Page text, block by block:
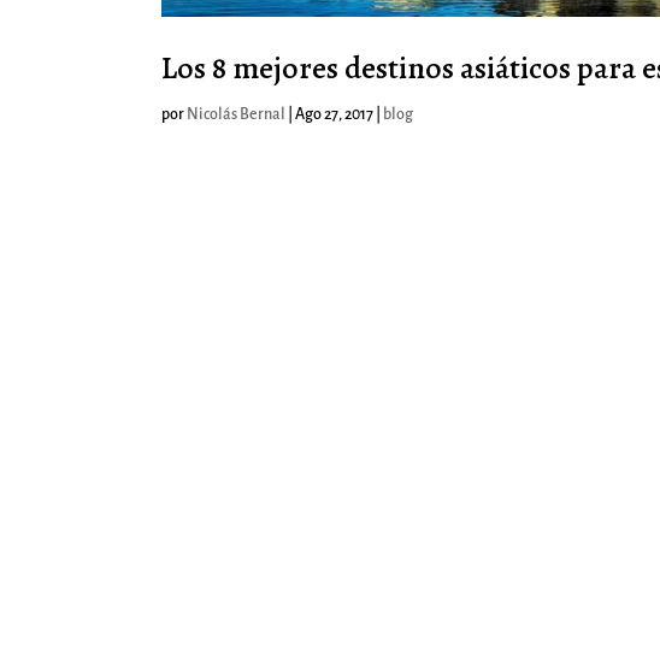
Los 8 mejores destinos asiáticos para
por Nicolás Bernal |Ago 27, 2017 blog